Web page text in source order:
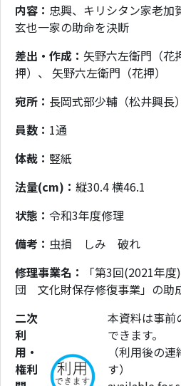
内容： 忠興、キリシタン家老
玄也一家の助命を決断
差出・作成： 矢野六左衛門（花
押）、 矢野六左衛門（花押）
宛所： 長岡式部少輔（松井興長）
員数： 1通
体裁： 竪紙
法量(cm)： 縦30.4 横46.1
状態： 令和3年度修理
備考： 虫損 しみ 破れ
修理事業名：
「第3回(2021年
団 文化財保存修復事業」の助
二次
利
用・
権利
本資料は事前
できます。
（利用後の
す）